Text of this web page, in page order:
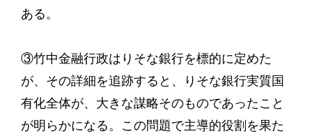
ある。
③竹中金融行政はりそな銀行を標的に定めた
が、その詳細を追跡すると、りそな銀行実質国
有化全体が、大きな謀略そのものであったこと
が明らかになる。この問題で主導的役割を果た